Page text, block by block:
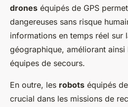
drones équipés de GPS
dangereuses sans risque
informations en temps réel sur
géographique, améliorant
équipes de secours.
En outre, les robots équipés
crucial dans les missions de